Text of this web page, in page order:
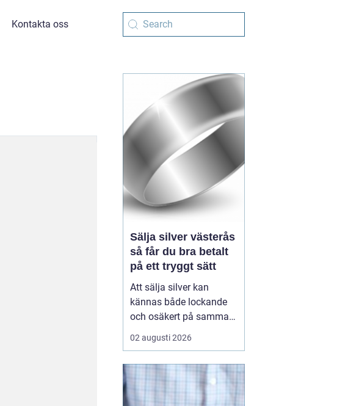
Kontakta oss
Sälja silver västerås
så får du bra betalt
på ett tryggt sätt
Att sälja silver kan
kännas både lockande
och osäkert på samma
gång. Många sitter på
silversmycken, bestick
liggande i ett skåp år
efter år. Frågan dyker
02 augusti 2026